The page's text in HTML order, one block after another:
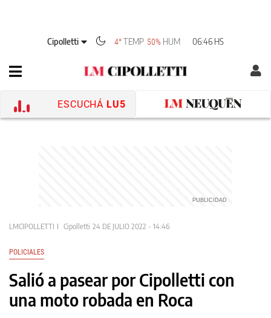
Cipolletti 4°TEMP 50% HUM 06:46 HS
ESCUCHÁ LU5
LMCIPOLLETTI Cipolletti 24 DE JULIO 2022 - 14:46
POLICIALES
Salió a pasear por Cipolletti con
una moto robada en Roca